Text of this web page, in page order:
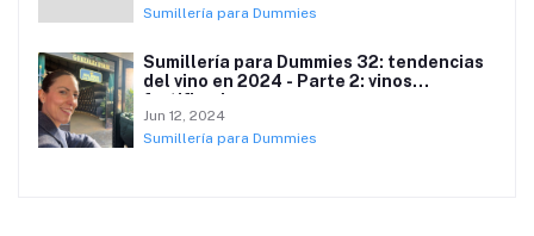
Sumillería para Dummies
Sumillería para Dummies 32: tendencias
del vino en 2024 - Parte 2: vinos
fortificados.
Jun 12, 2024
Sumillería para Dummies